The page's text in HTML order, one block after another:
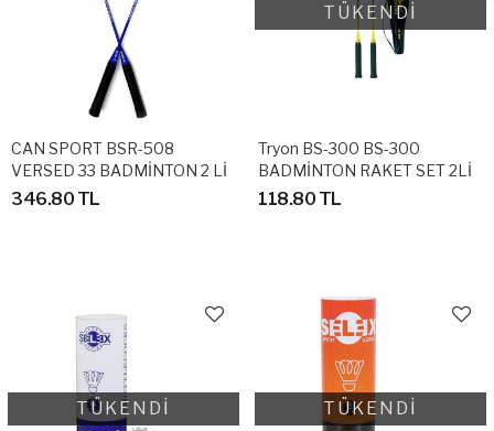
CAN SPORT BSR-508
VERSED 33 BADMİNTON 2 Lİ
RAKET
346.80 TL
TÜKENDİ
Tryon BS-300 BS-300
BADMİNTON RAKET SET 2Lİ
118.80 TL
TÜKENDİ TÜKENDİ